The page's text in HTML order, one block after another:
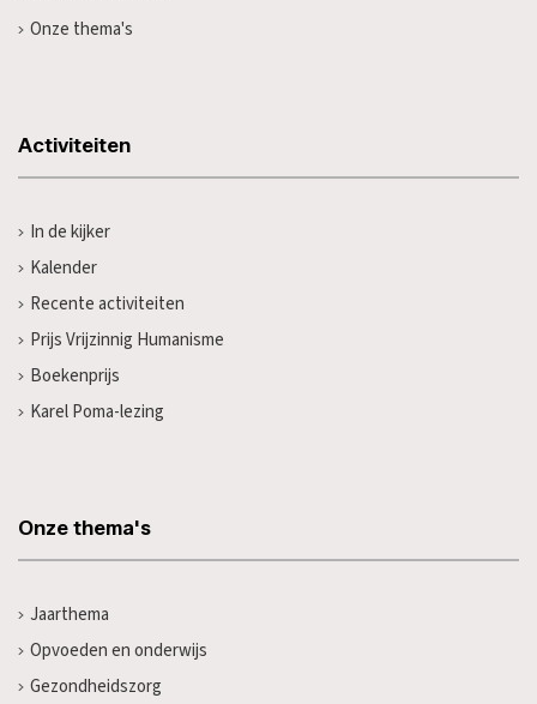
Onze thema's
Activiteiten
In de kijker
Kalender
Recente activiteiten
Prijs Vrijzinnig Humanisme
Boekenprijs
Karel Poma-lezing
Onze thema's
Jaarthema
Opvoeden en onderwijs
Gezondheidszorg